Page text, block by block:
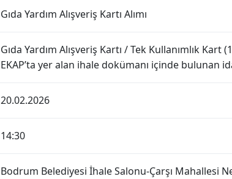
Gıda Yardım Alışveriş Kartı Alımı
Gıda Yardım Alışveriş Kartı / Tek Kullanımlık
EKAP’ta yer alan ihale dokümanı içinde bulunan
20.02.2026
14:30
Bodrum Belediyesi İhale Salonu-Çarşı Mahallesi